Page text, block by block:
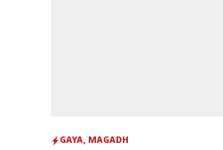
GAYA, MAGADH